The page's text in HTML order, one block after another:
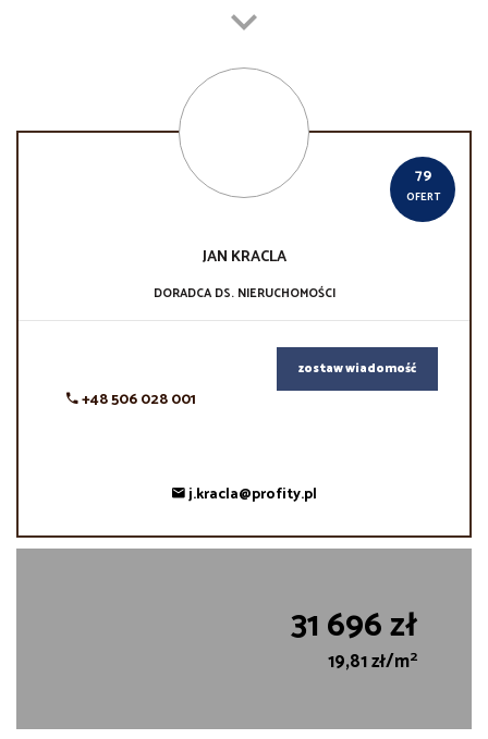
79
OFERT
JAN KRACLA
DORADCA DS. NIERUCHOMOŚCI
+48 506 028 001
zostaw wiadomość
j.kracla@profity.pl
31 696 zł
19,81 zł/m2